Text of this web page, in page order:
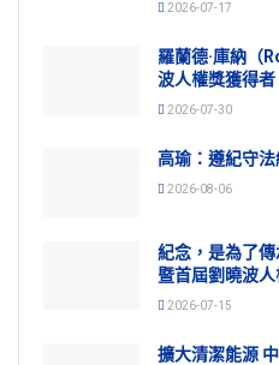
2026-07-17
羅蘭德·庫納（
波人權獎獲得者
2026-07-30
高瑜：遵紀守
2026-08-06
紀念，是為了
暨首屆劉曉波
2026-07-15
擴大清潔能源